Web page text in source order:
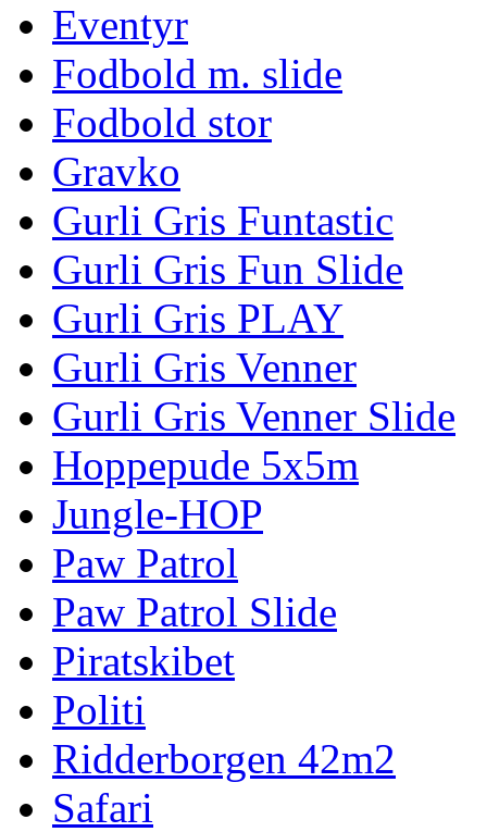
Eventyr
Fodbold m. slide
Fodbold stor
Gravko
Gurli Gris Funtastic
Gurli Gris Fun Slide
Gurli Gris PLAY
Gurli Gris Venner
Gurli Gris Venner Slide
Hoppepude 5x5m
Jungle-HOP
Paw Patrol
Paw Patrol Slide
Piratskibet
Politi
Ridderborgen 42m2
Safari